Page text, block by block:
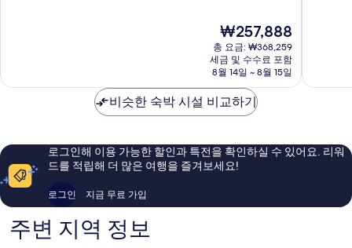
스
고
용
기
3,050
현
재
요
금
₩257,888
₩257,888
총 요금: ₩368,259
세금 및 수수료 포함
8월 14일 ~ 8월 15일
시
운
타
우
요,
이
비슷한 숙박 시설 비교하기
로그인해 이용 가능한 할인과 특전을 확인하실 수 있어요. 리워
드를 적립해 더 많은 여행을 즐겨보세요!
로그인 지금 무료 가입
주변 지역 정보